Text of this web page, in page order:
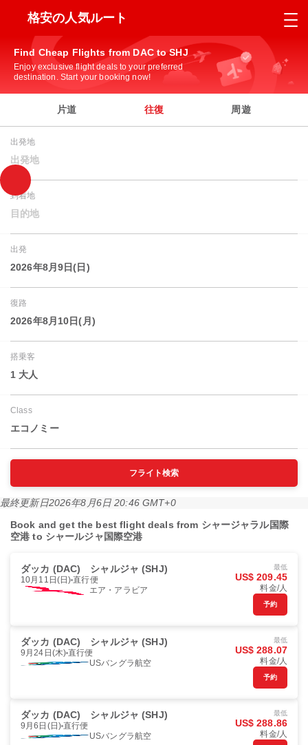
格安の人気ルート
Find Cheap Flights from DAC to SHJ
Enjoy exclusive flight deals to your preferred
destination. Start your booking now!
片道 往復 周遊
出発地
出発地
到着地
目的地
出発
2026年8月9日(日)
復路
2026年8月10日(月)
搭乗客
1 大人
Class
エコノミー
フライト検索
最終更新日2026年8月6日 20:46 GMT+0
Book and get the best flight deals from シャージャラル国際
空港 to シャールジャ国際空港
ダッカ (DAC) シャルジャ (SHJ)
10月11日(日) 直行便
エア・アラビア
最低
US$ 209.45
料金/人
予約
ダッカ (DAC) シャルジャ (SHJ)
9月24日(木) 直行便
USバングラ航空
最低
US$ 288.07
料金/人
予約
ダッカ (DAC) シャルジャ (SHJ)
9月6日(日) 直行便
USバングラ航空
最低
US$ 288.86
料金/人